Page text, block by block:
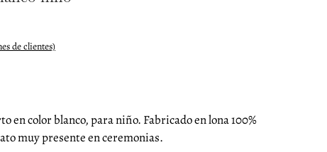
de clientes)
en color blanco, para niño. Fabricado en lona 100%
muy presente en ceremonias.